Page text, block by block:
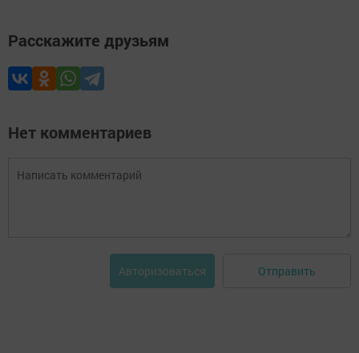
Расскажите друзьям
Нет комментариев
Авторизоваться Отправить